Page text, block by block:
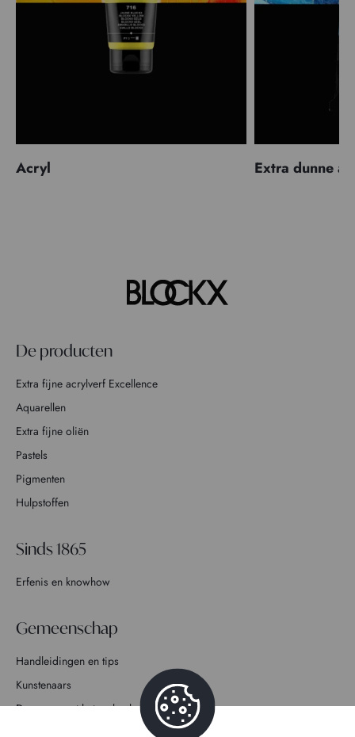
Acryl Extra dunne
De producten
Extra fijne acrylverf Excellence
Aquarellen
Extra fijne oliën
Pastels
Pigmenten
Hulpstoffen
Sinds 1865
Erfenis en knowhow
Gemeenschap
Handleidingen en tips
Kunstenaars
Doe mee met het verhaal